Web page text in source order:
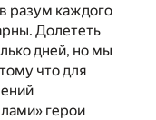
разум каждого
Долететь
дней, но мы
что для
герои